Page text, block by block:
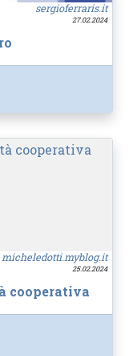
sergioferraris.it
27.02.2024
micheledotti.myblog.it
25.02.2024
cooperativa